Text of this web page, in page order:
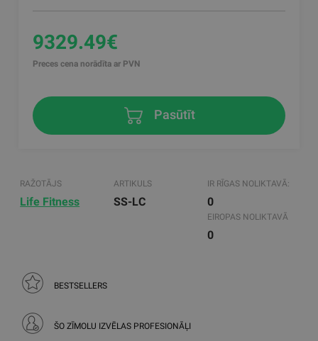
9329.49€
Preces cena norādīta ar PVN
Pasūtīt
RAŽOTĀJS
Life Fitness
ARTIKULS
SS-LC
IR RĪGAS NOLIKTAVĀ:
0
EIROPAS NOLIKTAVĀ
0
BESTSELLERS
ŠO ZĪMOLU IZVĒLAS PROFESIONĀĻI